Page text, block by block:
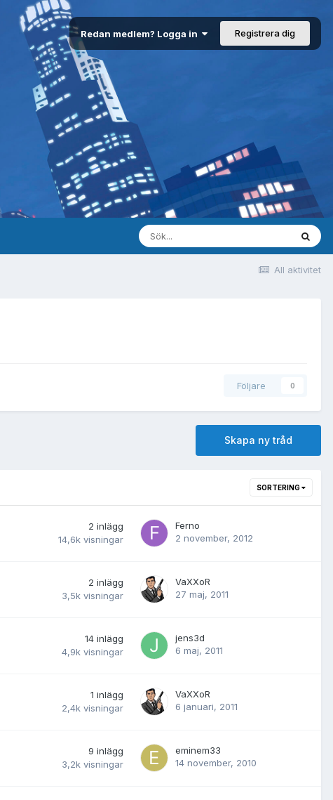
Redan medlem? Logga in Registrera dig
All aktivitet
Följare 0
Skapa ny tråd
SORTERING
2 inlägg
14,6k visningar
Ferno
2 november, 2012
2 inlägg
3,5k visningar
VaXXoR
27 maj, 2011
14 inlägg
4,9k visningar
jens3d
6 maj, 2011
1 inlägg
2,4k visningar
VaXXoR
6 januari, 2011
9 inlägg
3,2k visningar
eminem33
14 november, 2010